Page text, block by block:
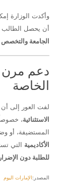
وأكدت الوزارة
أن يحصل الطالب
الجامعة والتخصص
دعم مرن
الخاصة
لفت العور إلى
الاستثنائية، خصوصاً
المستضيفة، أو
الأكاديمية التي
للطلبة دون
المصدر:الإمارات اليوم